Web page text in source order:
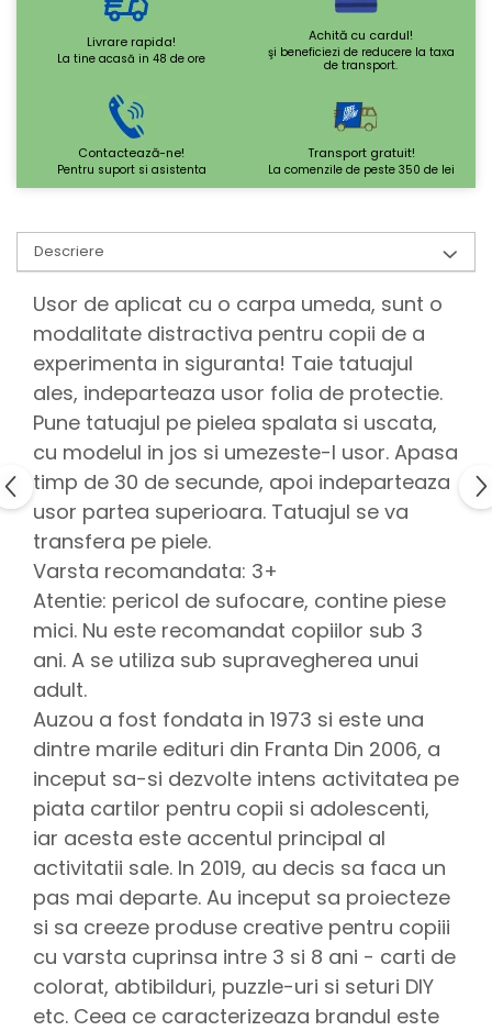
Livrare rapida!
La tine acasă in 48 de ore
Achită cu cardul!
şi beneficiezi de reducere la taxa
de transport.
Contactează-ne!
Pentru suport si asistenta
Transport gratuit!
La comenzile de peste 350 de lei
Descriere
Usor de aplicat cu o carpa umeda, sunt o
modalitate distractiva pentru copii de a
experimenta in siguranta! Taie tatuajul
ales, indeparteaza usor folia de protectie.
Pune tatuajul pe pielea spalata si uscata,
cu modelul in jos si umezeste-l usor. Apasa
timp de 30 de secunde, apoi indeparteaza
usor partea superioara. Tatuajul se va
transfera pe piele.
Varsta recomandata: 3+
Atentie: pericol de sufocare, contine piese
mici. Nu este recomandat copiilor sub 3
ani. A se utiliza sub supravegherea unui
adult.
Auzou a fost fondata in 1973 si este una
dintre marile edituri din Franta Din 2006, a
inceput sa-si dezvolte intens activitatea pe
piata cartilor pentru copii si adolescenti,
iar acesta este accentul principal al
activitatii sale. In 2019, au decis sa faca un
pas mai departe. Au inceput sa proiecteze
si sa creeze produse creative pentru copiii
cu varsta cuprinsa intre 3 si 8 ani - carti de
colorat, abtibilduri, puzzle-uri si seturi DIY
etc. Ceea ce caracterizeaza brandul este